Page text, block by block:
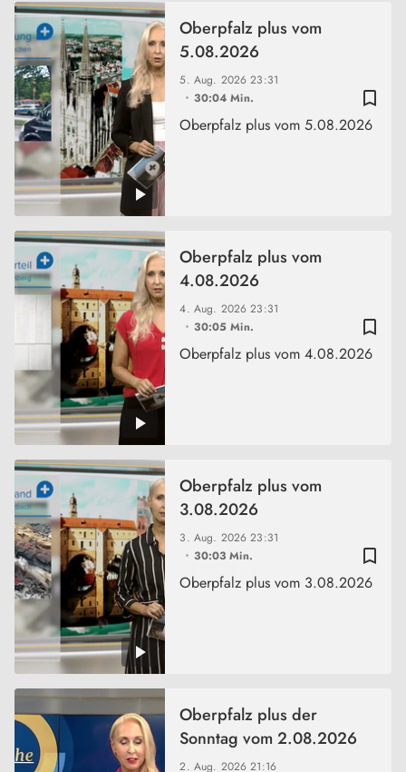
bookmark_border
5. Aug. 202623:31
30:04 Min.
Oberpfalz plus vom
5.08.2026
Oberpfalz plus vom 5.08.2026
bookmark_border
4. Aug. 202623:31
30:05 Min.
Oberpfalz plus vom
4.08.2026
Oberpfalz plus vom 4.08.2026
bookmark_border
3. Aug. 202623:31
30:03 Min.
Oberpfalz plus vom
3.08.2026
Oberpfalz plus vom 3.08.2026
2. Aug. 202621:16
Oberpfalz plus der
Sonntag vom 2.08.2026